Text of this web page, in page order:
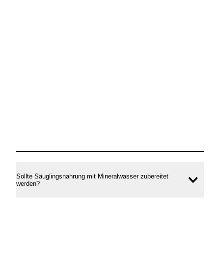
Sollte Säuglingsnahrung mit Mineralwasser zubereitet
werden?